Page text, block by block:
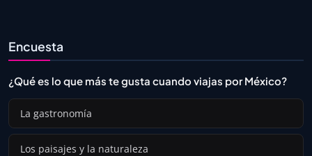
Encuesta
¿Qué es lo que más te gusta cuando viajas por México?
La gastronomía
Los paisajes y la naturaleza